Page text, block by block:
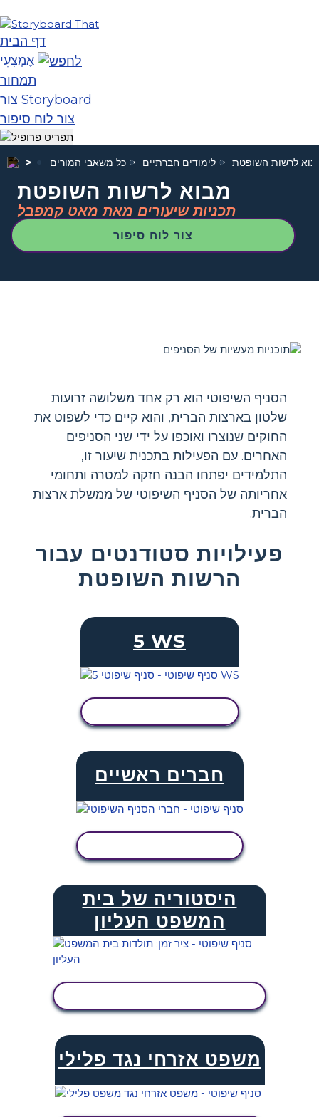
דף הבית
אֶמְצָעִי
תמחור
צור Storyboard
צור לוח סיפור
כל משאבי המורים לימודים חברתיים לרשות השופטת
מבוא לרשות השופטת
תכניות שיעורים מאת מאט קמפבל
צור לוח סיפור
הסניף השיפוטי הוא רק אחד משלושה זרועות
שלטון בארצות הברית, והוא קיים כדי לשפוט את
החוקים שנוצרו ואוכפו על ידי שני הסניפים
האחרים. עם הפעילות בתכנית שיעור זו,
התלמידים יפתחו הבנה חזקה למטרה ותחומי
אחריותה של הסניף השיפוטי של ממשלת ארצות
הברית.
פעילויות סטודנטים עבור
הרשות השופטת
5 WS
חברים ראשיים
היסטוריה של בית
המשפט העליון
משפט אזרחי נגד פלילי